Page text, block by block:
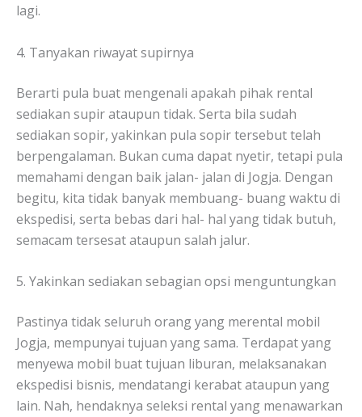
lagi.
4. Tanyakan riwayat supirnya
Berarti pula buat mengenali apakah pihak rental
sediakan supir ataupun tidak. Serta bila sudah
sediakan sopir, yakinkan pula sopir tersebut telah
berpengalaman. Bukan cuma dapat nyetir, tetapi pula
memahami dengan baik jalan- jalan di Jogja. Dengan
begitu, kita tidak banyak membuang- buang waktu di
ekspedisi, serta bebas dari hal- hal yang tidak butuh,
semacam tersesat ataupun salah jalur.
5. Yakinkan sediakan sebagian opsi menguntungkan
Pastinya tidak seluruh orang yang merental mobil
Jogja, mempunyai tujuan yang sama. Terdapat yang
menyewa mobil buat tujuan liburan, melaksanakan
ekspedisi bisnis, mendatangi kerabat ataupun yang
lain. Nah, hendaknya seleksi rental yang menawarkan